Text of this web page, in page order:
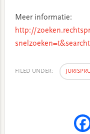
Meer informatie:
http://
FILED UNDER: